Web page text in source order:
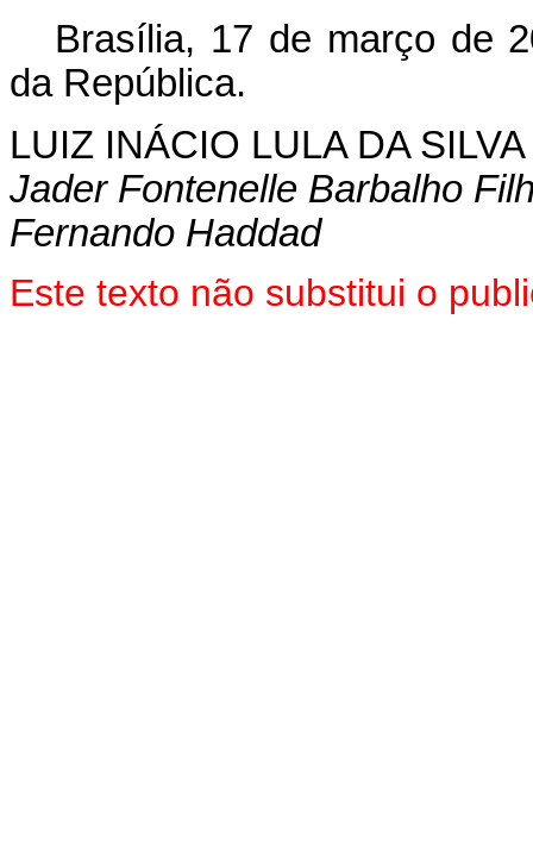
Brasília, 17 de março de
da República.
LUIZ INÁCIO LULA DA SILVA
Jader Fontenelle Barbalho
Fernando Haddad
Este texto não substitui o